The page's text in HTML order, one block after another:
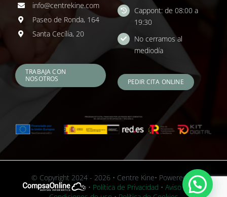
info@centrekine.com
Paseo de Ronda, 164
Santa Cecília, 20
TRABAJA CON
NOSOTROS
Cappont: de 08:00 a
19:30
No cerramos al
mediodía
PEDIR CITA ONLINE
© Copyright 2024 - 2026 • Centre Kine• Powered by
• Política de Privacidad • Aviso Legal y